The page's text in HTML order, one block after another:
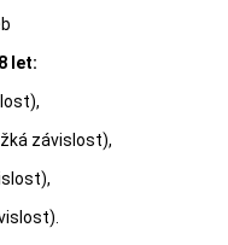
let:
závislost),